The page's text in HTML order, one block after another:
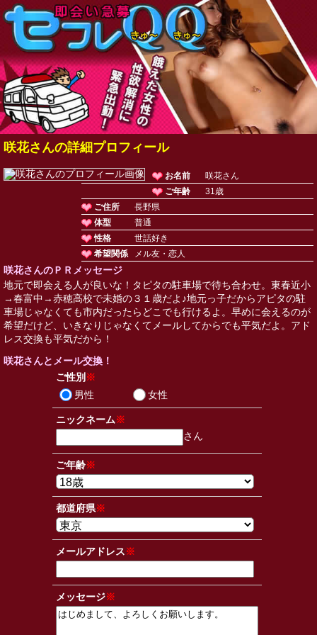
咲花さんの詳細プロフィール
お名前
咲花さん
ご年齢
31歳
ご住所
長野県
体型
普通
性格
世話好き
希望関係
メル友・恋人
咲花さんのＰＲメッセージ
地元で即会える人が良いな！タピタの駐車場で待ち合わせ。東春近小
→春富中→赤穂高校で未婚の３１歳だよ♪地元っ子だからアピタの駐
車場じゃなくても市内だったらどこでも行けるよ。早めに会えるのが
希望だけど、いきなりじゃなくてメールしてからでも平気だよ。アド
レス交換も平気だから！
咲花さんとメール交換！